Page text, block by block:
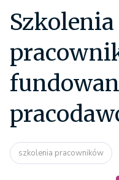
Szkolenia
szkolenia pracowników